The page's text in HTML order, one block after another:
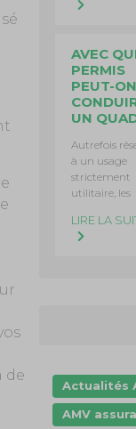
de
AVEC
PERMIS
PEUT-ON
UN
Autrefois
à un usage
strictement
utilitaire, les
LIRE LA
Actualités
AMV